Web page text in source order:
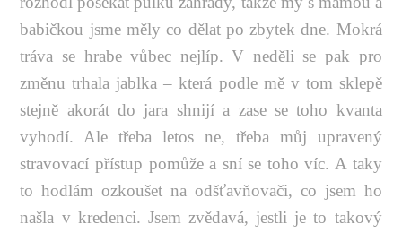
babičkou jsme měly co dělat po zbytek dne. Mokrá
tráva se hrabe vůbec nejlíp. V neděli se pak pro
změnu trhala jablka – která podle mě v tom sklepě
stejně akorát do jara shnijí a zase se toho kvanta
vyhodí. Ale třeba letos ne, třeba můj upravený
stravovací přístup pomůže a sní se toho víc. A taky
to hodlám ozkoušet na odšťavňovači, co jsem ho
našla v kredenci. Jsem zvědavá, jestli je to takový